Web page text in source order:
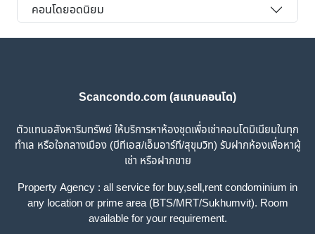
คอนโดยอดนิยม
Scancondo.com (สแกนคอนโด)
ตัวแทนอสังหาริมทรัพย์ ให้บริการหาห้องชุดเพื่อเช่าคอนโดมิเนียมในทุก
ทำเล หรือใจกลางเมือง (บีทีเอส/เอ็มอาร์ที/สุขุมวิท) รับฝากห้องเพื่อหาผู้
เช่า หรือฝากขาย
Property Agency : all service for buy,sell,rent condominium in
any location or prime area (BTS/MRT/Sukhumvit). Room
available for your requirement.